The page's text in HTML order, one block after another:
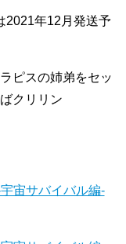
2021年12月発送予
ピスの姉弟をセッ
クリリン
宙サバイバル編-